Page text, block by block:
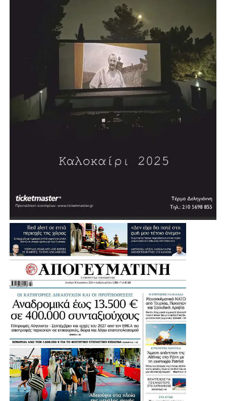
πρόκειται να κατασκευαστεί σε χώρο χαρακτηρισμένο για
αθλητικές εγκαταστάσεις.
Σύμφωνα με τον σχεδιασμό, η διαδικασία δημοπράτησης
αναμένεται να ξεκινήσει μέσα στη χρονιά, με τον δήμαρχο
πόλη θα διαθέτει ένα σύγχρονο κλειστό κολυμβητήριο.
«Θέλουμε πολύ να το υποστηρίξουμε αυτό και να
δώσουμε μία διέξοδο», σημείωσε, εξηγώντας ότι σήμερα
πολλοί κάτοικοι και παιδιά της Αγίας Βαρβάρας
αναγκάζονται να χρησιμοποιούν κολυμβητήρια γειτονικών
Δήμων.
Μια παρέμβαση που έρχεται να ενισχύσει ακόμη
περισσότερο τις αθλητικές υποδομές της Αγίας Βαρβάρας
και να δώσει νέες δυνατότητες άθλησης στα παιδιά, στους
συλλόγους και συνολικά στους κατοίκους της πόλης.
Η Συνέντευξη του Δημάρχου Αγίας Βαρβάρας: